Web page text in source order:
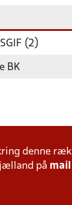
(2)
BK
denne
på mail